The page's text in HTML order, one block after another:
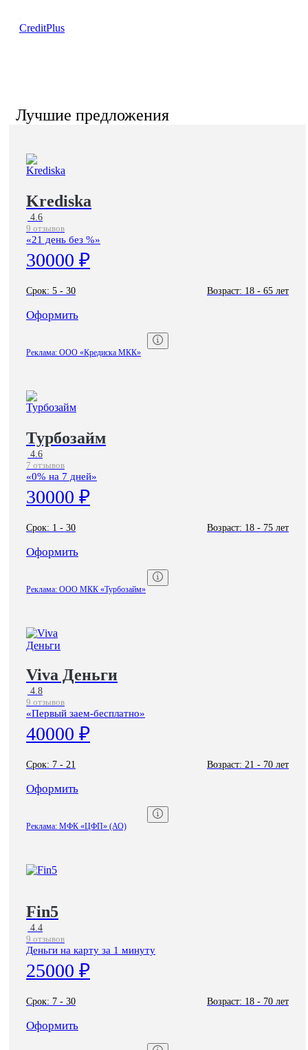
CreditPlus
Лучшие предложения
Krediska
4.6
9 отзывов
«21 день без %»
30000 ₽
Срок: 5 - 30 Возраст: 18 - 65 лет
Оформить
Реклама: ООО «Кредиска МКК»
Турбозайм
4.6
7 отзывов
«0% на 7 дней»
30000 ₽
Срок: 1 - 30 Возраст: 18 - 75 лет
Оформить
Реклама: ООО МКК «Турбозайм»
Viva Деньги
4.8
9 отзывов
«Первый заем-бесплатно»
40000 ₽
Срок: 7 - 21 Возраст: 21 - 70 лет
Оформить
Реклама: МФК «ЦФП» (АО)
Fin5
4.4
9 отзывов
Деньги на карту за 1 минуту
25000 ₽
Срок: 7 - 30 Возраст: 18 - 70 лет
Оформить